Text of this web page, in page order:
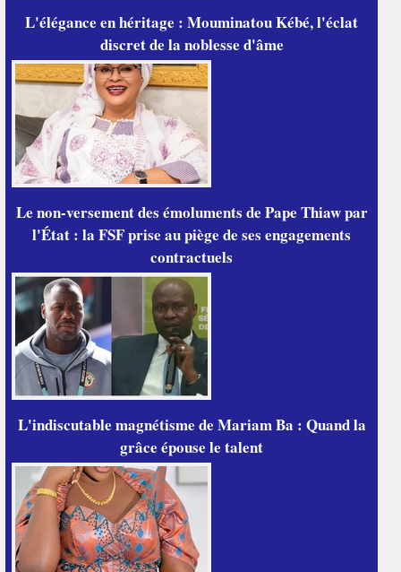
L'élégance en héritage : Mouminatou Kébé, l'éclat
discret de la noblesse d'âme
Le non-versement des émoluments de Pape Thiaw par
l'État : la FSF prise au piège de ses engagements
contractuels
L'indiscutable magnétisme de Mariam Ba : Quand la
grâce épouse le talent